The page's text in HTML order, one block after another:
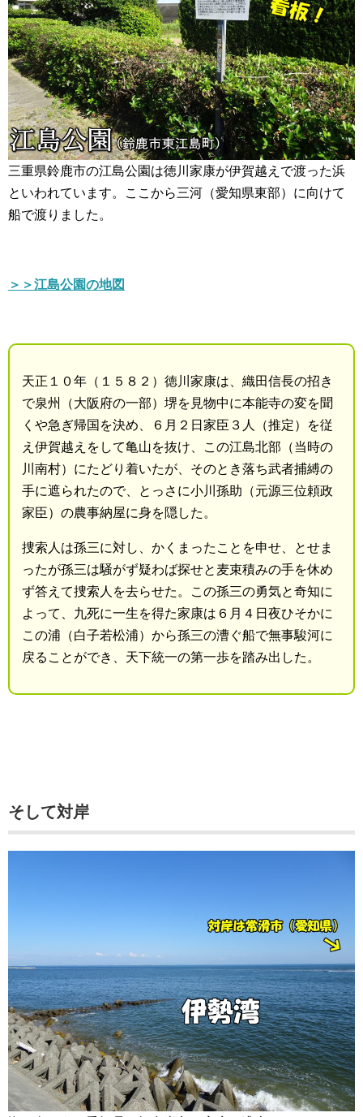
三重県鈴鹿市の江島公園は徳川家康が伊賀越えで渡った浜
といわれています。ここから三河（愛知県東部）に向けて
船で渡りました。
＞＞江島公園の地図
天正１０年（１５８２）徳川家康は、織田信長の招き
で泉州（大阪府の一部）堺を見物中に本能寺の変を聞
くや急ぎ帰国を決め、６月２日家臣３人（推定）を従
え伊賀越えをして亀山を抜け、この江島北部（当時の
川南村）にたどり着いたが、そのとき落ち武者捕縛の
手に遮られたので、とっさに小川孫助（元源三位頼政
家臣）の農事納屋に身を隠した。
捜索人は孫三に対し、かくまったことを申せ、とせま
ったが孫三は騒がず疑わば探せと麦束積みの手を休め
ず答えて捜索人を去らせた。この孫三の勇気と奇知に
よって、九死に一生を得た家康は６月４日夜ひそかに
この浦（白子若松浦）から孫三の漕ぐ船で無事駿河に
戻ることができ、天下統一の第一歩を踏み出した。
そして対岸